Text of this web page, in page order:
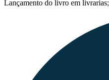
Lançamento do livro em livrarias;